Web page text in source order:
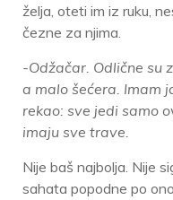
želja, oteti im iz ruku,
čezne za njima.
-Odžačar. Odlične su
a malo šećera. Imam
rekao: sve jedi samo
imaju sve trave.
Nije baš najbolja. Nije
sahata popodne po